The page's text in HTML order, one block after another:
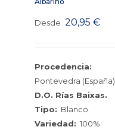
Desde 20,95€
Procedencia:
Pontevedra (España)
D.O. Rías Baixas.
Tipo: Blanco.
Variedad: 100%